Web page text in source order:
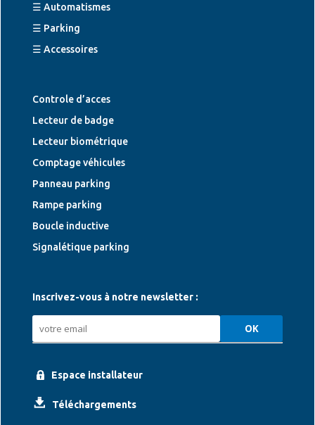
☰ Automatismes
☰ Parking
☰ Accessoires
Controle d’acces
Lecteur de badge
Lecteur biométrique
Comptage véhicules
Panneau parking
Rampe parking
Boucle inductive
Signalétique parking
Inscrivez-vous à notre newsletter :
Espace installateur
Téléchargements